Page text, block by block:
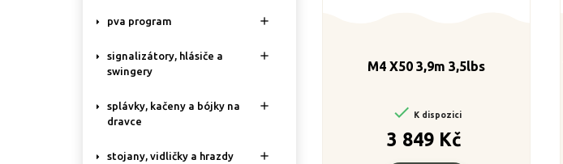
pva program 
signalizátory, hlásiče a
swingery

splávky, kačeny a bójky na
dravce

stojany, vidličky a hrazdy 
M4 X50 3,9m 3,5lbs
 K dispozici
3 849 Kč